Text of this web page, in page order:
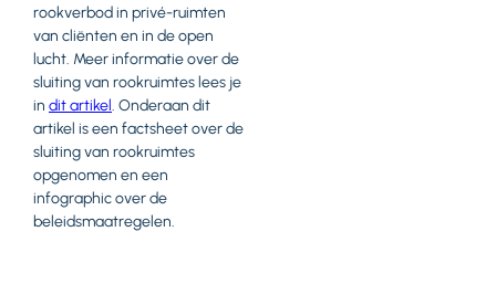
rookverbod in privé-ruimten
van cliënten en in de open
lucht. Meer informatie over de
sluiting van rookruimtes lees je
in dit artikel. Onderaan dit
artikel is een factsheet over de
sluiting van rookruimtes
opgenomen en een
infographic over de
beleidsmaatregelen.